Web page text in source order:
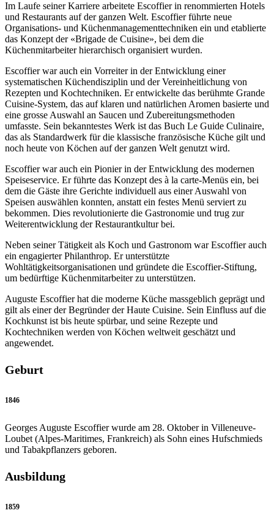
Im Laufe seiner Karriere arbeitete Escoffier in renommierten Hotels
und Restaurants auf der ganzen Welt. Escoffier führte neue
Organisations- und Küchenmanagementtechniken ein und etablierte
das Konzept der «Brigade de Cuisine», bei dem die
Küchenmitarbeiter hierarchisch organisiert wurden.
Escoffier war auch ein Vorreiter in der Entwicklung einer
systematischen Küchendisziplin und der Vereinheitlichung von
Rezepten und Kochtechniken. Er entwickelte das berühmte Grande
Cuisine-System, das auf klaren und natürlichen Aromen basierte und
eine grosse Auswahl an Saucen und Zubereitungsmethoden
umfasste. Sein bekanntestes Werk ist das Buch Le Guide Culinaire,
das als Standardwerk für die klassische französische Küche gilt und
noch heute von Köchen auf der ganzen Welt genutzt wird.
Escoffier war auch ein Pionier in der Entwicklung des modernen
Speiseservice. Er führte das Konzept des à la carte-Menüs ein, bei
dem die Gäste ihre Gerichte individuell aus einer Auswahl von
Speisen auswählen konnten, anstatt ein festes Menü serviert zu
bekommen. Dies revolutionierte die Gastronomie und trug zur
Weiterentwicklung der Restaurantkultur bei.
Neben seiner Tätigkeit als Koch und Gastronom war Escoffier auch
ein engagierter Philanthrop. Er unterstützte
Wohltätigkeitsorganisationen und gründete die Escoffier-Stiftung,
um bedürftige Küchenmitarbeiter zu unterstützen.
Auguste Escoffier hat die moderne Küche massgeblich geprägt und
gilt als einer der Begründer der Haute Cuisine. Sein Einfluss auf die
Kochkunst ist bis heute spürbar, und seine Rezepte und
Kochtechniken werden von Köchen weltweit geschätzt und
angewendet.
Geburt
1846
Georges Auguste Escoffier wurde am 28. Oktober in Villeneuve-
Loubet (Alpes-Maritimes, Frankreich) als Sohn eines Hufschmieds
und Tabakpflanzers geboren.
Ausbildung
1859